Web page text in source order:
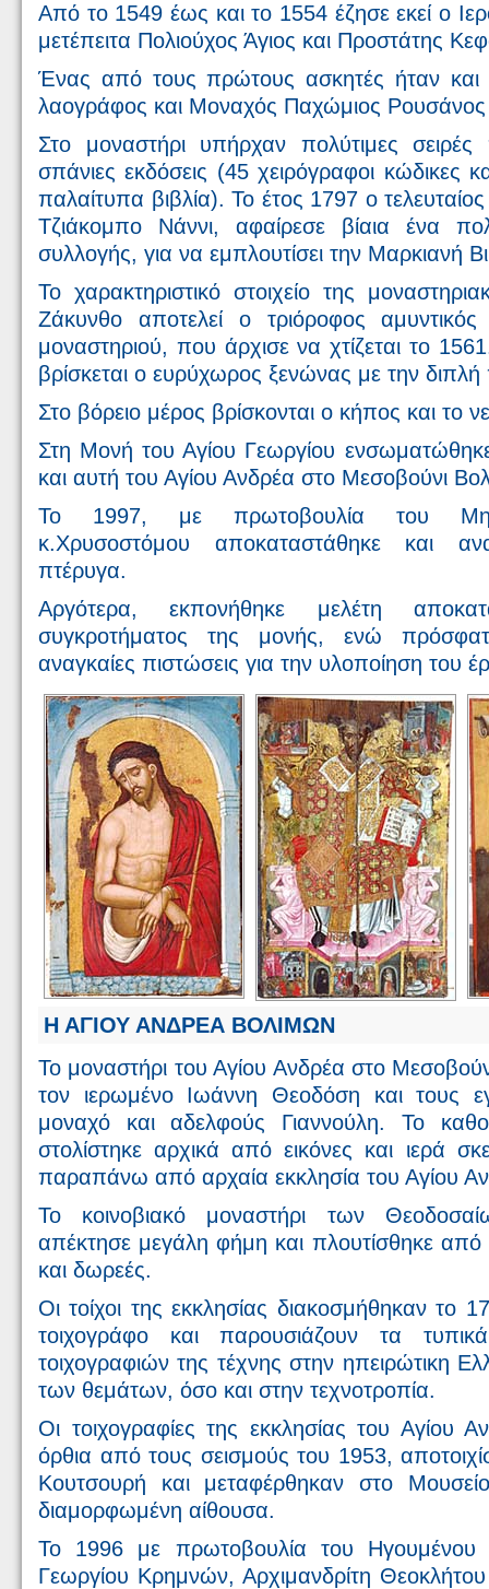
Από το 1549 έως και το 1554 έζησε εκεί ο
μετέπειτα Πολιούχος Άγιος και Προστάτης
Ένας από τους πρώτους ασκητές ήταν και
λαογράφος και Μοναχός Παχώμιος
Στο μοναστήρι υπήρχαν πολύτιμες
σπάνιες εκδόσεις (45 χειρόγραφοι κώδικες
παλαίτυπα βιβλία). Το έτος 1797 ο
Τζιάκομπο Νάννι, αφαίρεσε βίαια ένα
συλλογής, για να εμπλουτίσει την Μαρκιανή
Το χαρακτηριστικό στοιχείο της
Ζάκυνθο αποτελεί ο τριόροφος
μοναστηριού, που άρχισε να χτίζεται το
βρίσκεται ο ευρύχωρος ξενώνας με την διπλή
Στο βόρειο μέρος βρίσκονται ο κήπος και το
Στη Μονή του Αγίου Γεωργίου
και αυτή του Αγίου Ανδρέα στο Μεσοβούνι
Το 1997, με πρωτοβουλία του
κ.Χρυσοστόμου αποκαταστάθηκε και
πτέρυγα.
Αργότερα, εκπονήθηκε μελέτη
συγκροτήματος της μονής, ενώ
αναγκαίες πιστώσεις για την υλοποίηση του
Η ΑΓΙΟΥ ΑΝΔΡΕΑ ΒΟΛΙΜΩΝ
Το μοναστήρι του Αγίου Ανδρέα στο
τον ιερωμένο Ιωάννη Θεοδόση και τους
μοναχό και αδελφούς Γιαννούλη. Το
στολίστηκε αρχικά από εικόνες και ιερά
παραπάνω από αρχαία εκκλησία του Αγίου
Το κοινοβιακό μοναστήρι των
απέκτησε μεγάλη φήμη και πλουτίσθηκε
και δωρεές.
Οι τοίχοι της εκκλησίας διακοσμήθηκαν
τοιχογράφο και παρουσιάζουν τα
τοιχογραφιών της τέχνης στην ηπειρώτικη
των θεμάτων, όσο και στην τεχνοτροπία.
Οι τοιχογραφίες της εκκλησίας του Αγίου
όρθια από τους σεισμούς του 1953,
Κουτσουρή και μεταφέρθηκαν στο
διαμορφωμένη αίθουσα.
Το 1996 με πρωτοβουλία του Ηγουμένου
Γεωργίου Κρημνών, Αρχιμανδρίτη